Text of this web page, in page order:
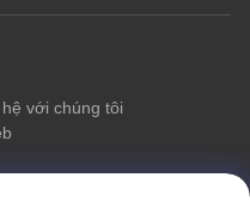
với chúng tôi